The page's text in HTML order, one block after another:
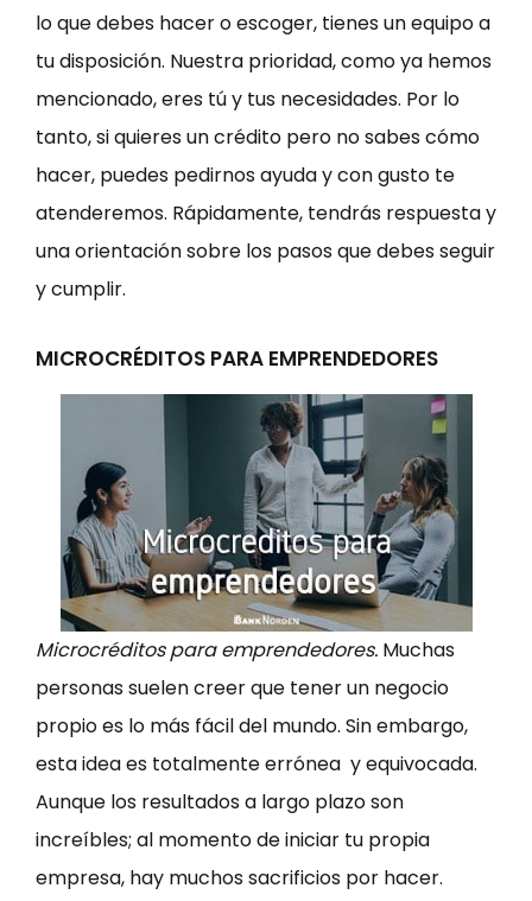
lo que debes hacer o escoger, tienes un equipo a
tu disposición. Nuestra prioridad, como ya hemos
mencionado, eres tú y tus necesidades. Por lo
tanto, si quieres un crédito pero no sabes cómo
hacer, puedes pedirnos ayuda y con gusto te
atenderemos. Rápidamente, tendrás respuesta y
una orientación sobre los pasos que debes seguir
y cumplir.
MICROCRÉDITOS PARA EMPRENDEDORES
Microcréditos para emprendedores. Muchas
personas suelen creer que tener un negocio
propio es lo más fácil del mundo. Sin embargo,
esta idea es totalmente errónea y equivocada.
Aunque los resultados a largo plazo son
increíbles; al momento de iniciar tu propia
empresa, hay muchos sacrificios por hacer.